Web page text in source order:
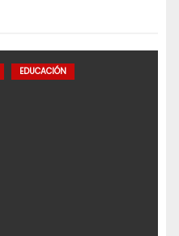
EDUCACIÓN